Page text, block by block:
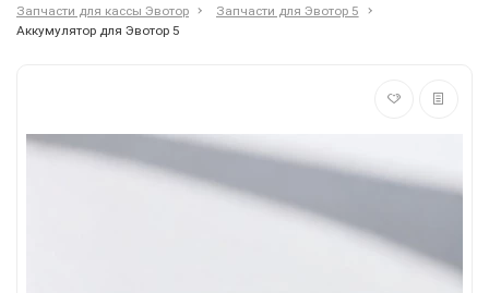
Запчасти для кассы Эвотор
Запчасти для Эвотор 5
Аккумулятор для Эвотор 5